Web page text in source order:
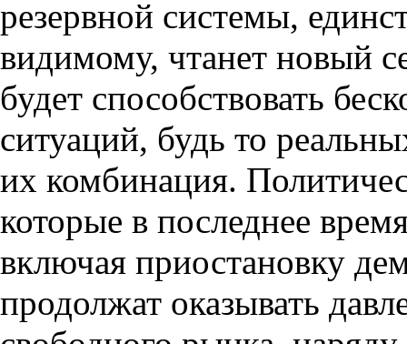
резервной системы,
видимому, чтанет новый
будет способствовать
ситуаций, будь то
их комбинация.
которые в последнее
включая приостановку
продолжат оказывать